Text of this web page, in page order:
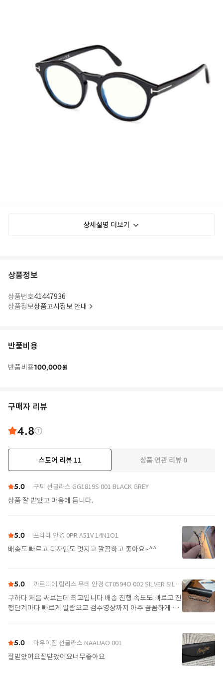
상세설명 더보기
상품정보
상품번호41447936
상품정보상품고시정보 안내
반품비용
반품비용100,000원
구매자 리뷰
4.8
스토어 리뷰 11 상품 연관 리뷰 0
5.0 구찌 선글라스 GG1819S 001 BLACK GREY
상품 잘 받았고 마음에 듭니다.
5.0 프라다 안경 0PR A51V 14N1O1
배송도 빠르고 디자인도 멋지고 깔끔하고 좋아요~^^
5.0 까르띠에 림리스 무테 안경 CT0594O 002 SILVER SILVER TRANSPARENT
구하다 처음 써보는데 최고입니다 배송 진행 속도도 빠르고 진
행단계마다 빠르게 알람오고 검수영상까지 아주 꼼꼼하게 찍
5.0 마우이짐 선글라스 NAAUAO 001
잘받았어요잘받았어요너무좋아요